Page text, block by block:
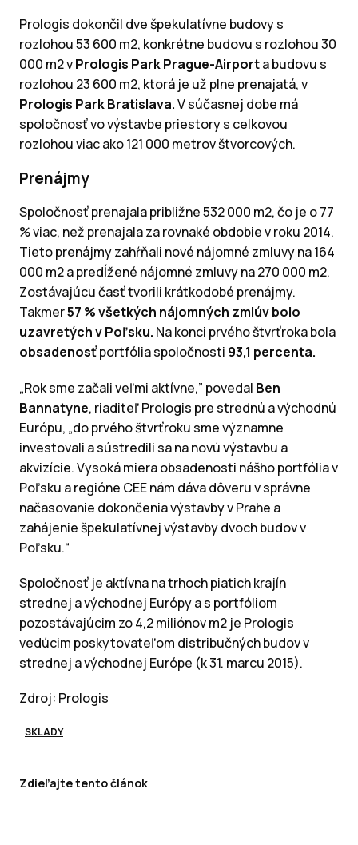
Prologis dokončil dve špekulatívne budovy s
rozlohou 53 600 m2, konkrétne budovu s rozlohou 30
000 m2 vPrologis Park Prague-Airporta budovu s
rozlohou 23 600 m2, ktorá je už plne prenajatá, v
Prologis Park Bratislava.V súčasnej dobe má
spoločnosť vo výstavbe priestory s celkovou
rozlohou viac ako 121 000 metrov štvorcových.
Prenájmy
Spoločnosť prenajala približne 532 000 m2, čo je o 77
% viac, než prenajala za rovnaké obdobie v roku 2014.
Tieto prenájmy zahŕňali nové nájomné zmluvy na 164
000 m2 a predĺžené nájomné zmluvy na 270 000 m2.
Zostávajúcu časť tvorili krátkodobé prenájmy.
Takmer57 % všetkých nájomných zmlúv bolo
uzavretých v Poľsku. Na konci prvého štvrťroka bola
obsadenosťportfólia spoločnosti 93,1 percenta.
„Rok sme začali veľmi aktívne,” povedal Ben
Bannatyne, riaditeľ Prologis pre strednú a východnú
Európu, „do prvého štvrťroku sme významne
investovali a sústredili sa na novú výstavbu a
akvizície. Vysoká miera obsadenosti nášho portfólia v
Poľsku a regióne CEE nám dáva dôveru v správne
načasovanie dokončenia výstavby v Prahe a
zahájenie špekulatívnej výstavby dvoch budov v
Poľsku.“
Spoločnosť je aktívna na trhoch piatich krajín
strednej a východnej Európy a s portfóliom
pozostávajúcim zo 4,2 miliónov m2 je Prologis
vedúcim poskytovateľom distribučných budov v
strednej a východnej Európe (k 31. marcu 2015).
Zdroj: Prologis
SKLADY
Zdieľajte tento článok